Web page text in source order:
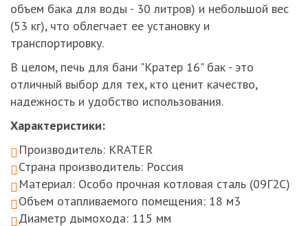
объем бака для воды - 30 литров) и небольшой вес
(53 кг), что облегчает ее установку и
транспортировку.
В целом, печь для бани "Кратер 16" бак - это
отличный выбор для тех, кто ценит качество,
надежность и удобство использования.
Характеристики:
Производитель: KRATER
Страна производитель: Россия
Материал: Особо прочная котловая сталь (09Г2С)
Объем отапливаемого помещения: 18 м3
Диаметр дымохода: 115 мм